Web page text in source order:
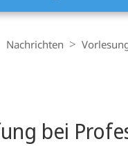
Nachrichten
bei